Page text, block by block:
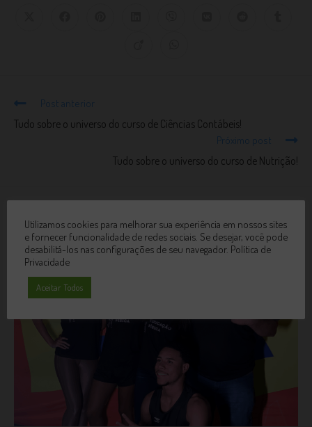
Post anterior
Tudo sobre o universo do curso de Ciências Contábeis!
Próximo post
Tudo sobre o universo do curso de Nutrição!
Utilizamos cookies para melhorar sua experiência em nossos sites
e fornecer funcionalidade de redes sociais. Se desejar, você pode
desabilitá-los nas configurações de seu navegador. Política de
Privacidade
Aceitar Todos